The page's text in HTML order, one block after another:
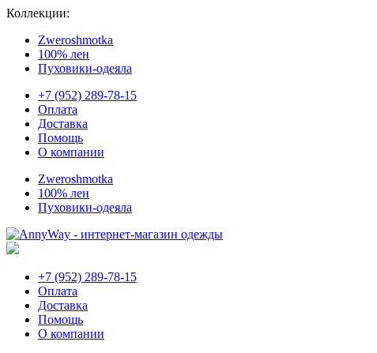
Коллекции:
Zweroshmotka
100% лен
Пуховики-одеяла
+7 (952) 289-78-15
Оплата
Доставка
Помощь
О компании
Zweroshmotka
100% лен
Пуховики-одеяла
+7 (952) 289-78-15
Оплата
Доставка
Помощь
О компании